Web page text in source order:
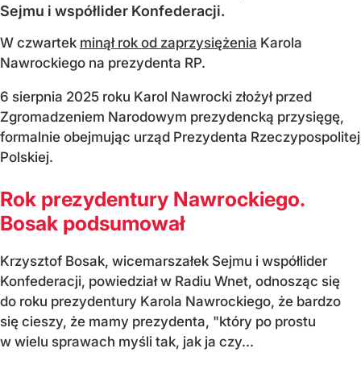
Sejmu i współlider Konfederacji.
W czwartek minął rok od zaprzysiężenia Karola
Nawrockiego na prezydenta RP.
6 sierpnia 2025 roku Karol Nawrocki złożył przed
Zgromadzeniem Narodowym prezydencką przysięgę,
formalnie obejmując urząd Prezydenta Rzeczypospolitej
Polskiej.
Rok prezydentury Nawrockiego.
Bosak podsumował
Krzysztof Bosak, wicemarszałek Sejmu i współlider
Konfederacji, powiedział w Radiu Wnet, odnosząc się
do roku prezydentury Karola Nawrockiego, że bardzo
się cieszy, że mamy prezydenta, "który po prostu
w wielu sprawach myśli tak, jak ja czy...